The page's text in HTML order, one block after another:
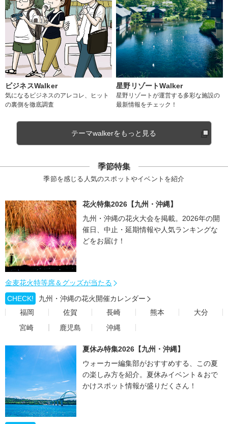
ビジネスWalker
気になるビジネスのアレコレ、ヒット
の裏側を徹底調査
星野リゾートWalker
星野リゾートが運営する多彩な施設の
最新情報をチェック！
テーマwalkerをもっと見る
季節特集
季節を感じる人気のスポットやイベントを紹介
花火特集2026【九州・沖縄】
九州・沖縄の花火大会を掲載。2026年の開
催日、中止・延期情報や人気ランキングな
どをお届け！
金麦花火特等席＆グッズが当たる
CHECK!
九州・沖縄の花火開催カレンダー
福岡
佐賀 長崎 熊本
大分
宮崎
鹿児島 沖縄
夏休み特集2026【九州・沖縄】
ウォーカー編集部がおすすめする、この夏
の楽しみ方を紹介。夏休みイベント＆おで
かけスポット情報が盛りだくさん！